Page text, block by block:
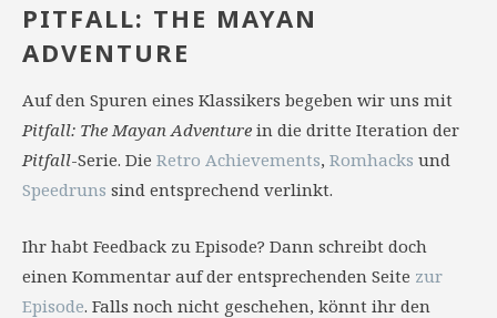
PITFALL: THE MAYAN
ADVENTURE
Auf den Spuren eines Klassikers begeben wir uns mit
Pitfall: The Mayan Adventure in die dritte Iteration der
Pitfall-Serie. Die Retro Achievements, Romhacks und
Speedruns sind entsprechend verlinkt.
Ihr habt Feedback zu Episode? Dann schreibt doch
einen Kommentar auf der entsprechenden Seite zur
Episode. Falls noch nicht geschehen, könnt ihr den